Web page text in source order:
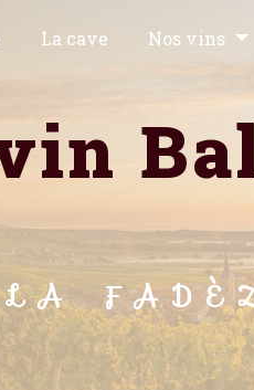
La cave Nos vins
LA